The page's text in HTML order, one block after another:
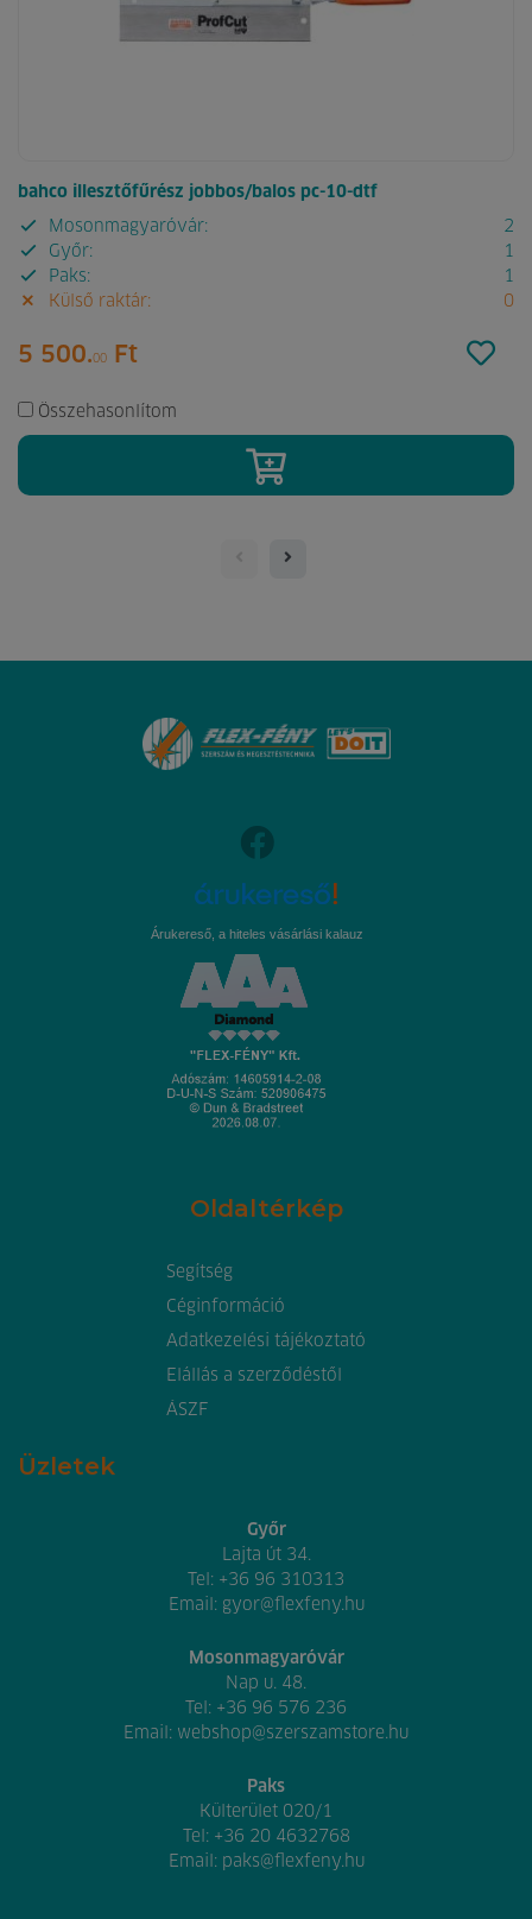
bahco illesztőfűrész jobbos/balos pc-10-dtf
Mosonmagyaróvár:
2
Győr:
1
Paks:
1
Külső raktár:
0
5 500.00 Ft
Összehasonlítom
Árukereső, a hiteles vásárlási kalauz
Oldaltérkép
Segítség
Céginformáció
Adatkezelési tájékoztató
Elállás a szerződéstől
ÁSZF
Üzletek
Győr
Lajta út 34.
Tel: +36 96 310313
Email: gyor@flexfeny.hu
Mosonmagyaróvár
Nap u. 48.
Tel: +36 96 576 236
Email: webshop@szerszamstore.hu
Paks
Külterület 020/1
Tel: +36 20 4632768
Email: paks@flexfeny.hu